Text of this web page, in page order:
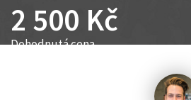
2 500 Kč
Dohodnutá cena